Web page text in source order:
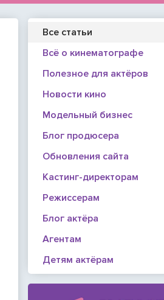
Все статьи
Всё о кинематографе
Полезное для актёров
Новости кино
Модельный бизнес
Блог продюсера
Обновления сайта
Кастинг-директорам
Режиссерам
Блог актёра
Агентам
Детям актёрам